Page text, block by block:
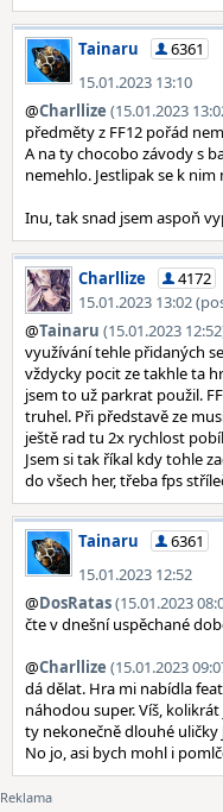
Tainaru
6361
15.01.2023 13:10
@Charllize (15.01.2023
předměty z FF12 pořád
A na ty chocobo závody s
nemehlo. Jestlipak se k
Inu, tak snad jsem aspoň
Charllize
4172
15.01.2023 13:02
@Tainaru (15.01.2023
využívání tehle přidaných
vždycky pocit ze takhle ta
jsem to už parkrat použil.
truhel. Při představě ze
ještě rad tu 2x rychlost
Jsem si tak říkal kdy tohle
do všech her, třeba fps
Tainaru
6361
15.01.2023 12:52
@DosRatas(15.01.2023
čte v dnešní uspěchané
@Charllize (15.01.2023
dá dělat. Hra mi nabídla
náhodou super. Víš,
ty nekonečně dlouhé
No jo, asi bych mohl i